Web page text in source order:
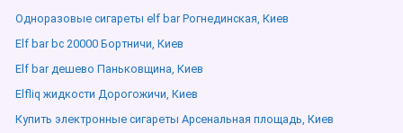
Одноразовые сигареты elf bar Рогнединская, Киев
Elf bar bc 20000 Бортничи, Киев
Elf bar дешево Паньковщина, Киев
Elfliq жидкости Дорогожичи, Киев
Купить электронные сигареты Арсенальная площадь, Киев